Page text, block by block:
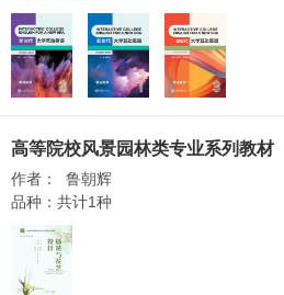
高等院校风景园林类专业系列教材
作者： 鲁朝辉
品种：共计1种